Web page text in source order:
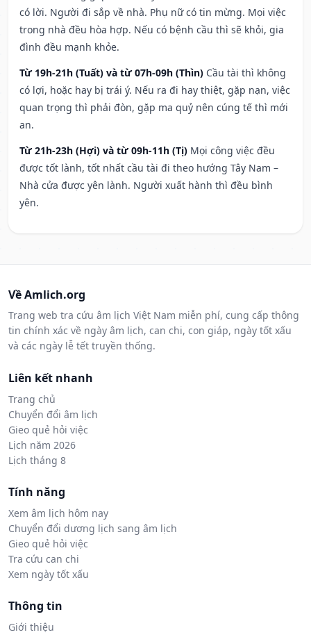
có lời. Người đi sắp về nhà. Phụ nữ có tin mừng. Mọi việc
trong nhà đều hòa hợp. Nếu có bệnh cầu thì sẽ khỏi, gia
đình đều mạnh khỏe.
Từ 19h-21h (Tuất) và từ 07h-09h (Thìn) Cầu tài thì không
có lợi, hoặc hay bị trái ý. Nếu ra đi hay thiệt, gặp nạn, việc
quan trọng thì phải đòn, gặp ma quỷ nên cúng tế thì mới
an.
Từ 21h-23h (Hợi) và từ 09h-11h (Tị) Mọi công việc đều
được tốt lành, tốt nhất cầu tài đi theo hướng Tây Nam –
Nhà cửa được yên lành. Người xuất hành thì đều bình
yên.
Về Amlich.org
Trang web tra cứu âm lịch Việt Nam miễn phí, cung cấp thông
tin chính xác về ngày âm lịch, can chi, con giáp, ngày tốt xấu
và các ngày lễ tết truyền thống.
Liên kết nhanh
Trang chủ
Chuyển đổi âm lịch
Gieo quẻ hỏi việc
Lịch năm 2026
Lịch tháng 8
Tính năng
Xem âm lịch hôm nay
Chuyển đổi dương lịch sang âm lịch
Gieo quẻ hỏi việc
Tra cứu can chi
Xem ngày tốt xấu
Thông tin
Giới thiệu